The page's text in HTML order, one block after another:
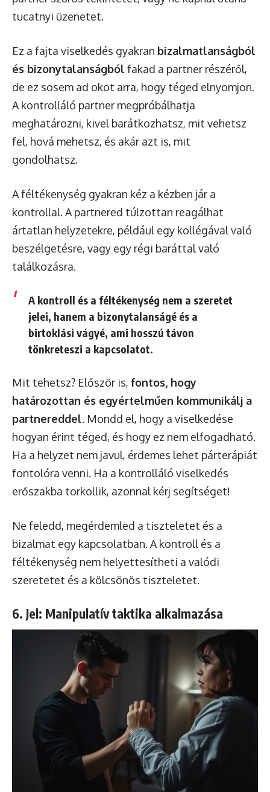
tucatnyi üzenetet.
Ez a fajta viselkedés gyakran bizalmatlanságból
és bizonytalanságból fakad a partner részéről,
de ez sosem ad okot arra, hogy téged elnyomjon.
A kontrolláló partner megpróbálhatja
meghatározni, kivel barátkozhatsz, mit vehetsz
fel, hová mehetsz, és akár azt is, mit
gondolhatsz.
A féltékenység gyakran kéz a kézben jár a
kontrollal. A partnered túlzottan reagálhat
ártatlan helyzetekre, például egy kollégával való
beszélgetésre, vagy egy régi baráttal való
találkozásra.
A kontroll és a féltékenység nem a szeretet
jelei, hanem a bizonytalanságé és a
birtoklási vágyé, ami hosszú távon
tönkreteszi a kapcsolatot.
Mit tehetsz? Először is, fontos, hogy
határozottan és egyértelműen kommunikálj a
partnereddel. Mondd el, hogy a viselkedése
hogyan érint téged, és hogy ez nem elfogadható.
Ha a helyzet nem javul, érdemes lehet párterápiát
fontolóra venni. Ha a kontrolláló viselkedés
erőszakba torkollik, azonnal kérj segítséget!
Ne feledd, megérdemled a tiszteletet és a
bizalmat egy kapcsolatban. A kontroll és a
féltékenység nem helyettesítheti a valódi
szeretetet és a kölcsönös tiszteletet.
6. Jel: Manipulatív taktika alkalmazása